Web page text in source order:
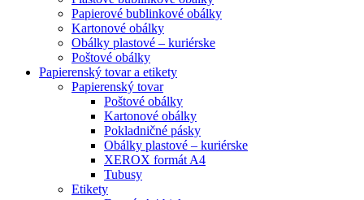
Papierové bublinkové obálky
Kartonové obálky
Obálky plastové – kuriérske
Poštové obálky
Papierenský tovar a etikety
Papierenský tovar
Poštové obálky
Kartonové obálky
Pokladničné pásky
Obálky plastové – kuriérske
XEROX formát A4
Tubusy
Etikety